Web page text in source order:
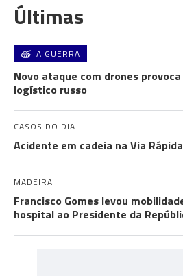
Últimas
A GUERRA
Novo ataque com drones
logístico russo
CASOS DO DIA
Acidente em cadeia na Via Rápida
MADEIRA
Francisco Gomes levou
hospital ao Presidente da